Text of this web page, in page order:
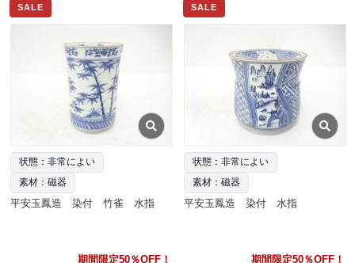
SALE
状態：非常によい
素材：磁器
平安玉鳳造 染付 竹雀 水指
期間限定50％OFF！
SALE
状態：非常によい
素材：磁器
平安玉鳳造 染付 水指
期間限定50％OFF！